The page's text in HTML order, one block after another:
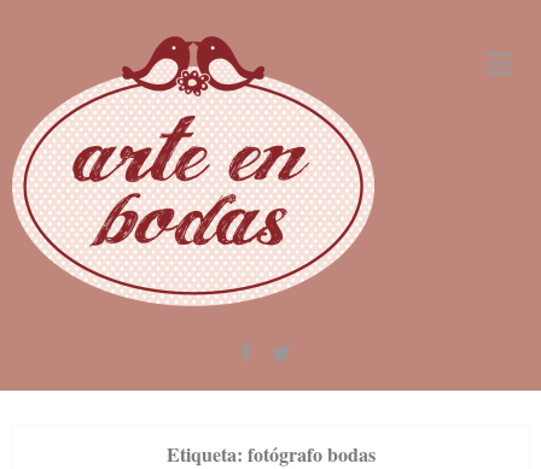
Etiqueta: fotógrafo bodas